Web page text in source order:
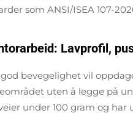
som ANSI/ISEA 107-
Lavprofil,
bevegelighet vil
uten å legge på
under 100 gram og